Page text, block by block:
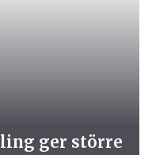
ger större